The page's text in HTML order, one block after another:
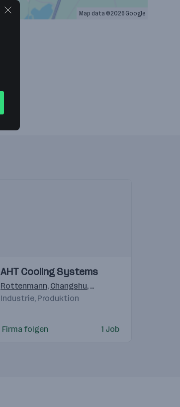
Map data ©2026 Google
Videos
Einblicke
Einblicke
AHT Cooling Systems
Rottenmann, Changshu, Navegantes - SC Brasil
Industrie, Produktion
Firma folgen 1 Job